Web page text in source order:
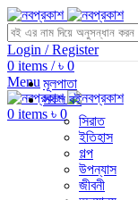
Login / Register
0items / ৳0
Menu
0 items ৳ 0
মূলপাতা
সকল বই
সিরাত
ইতিহাস
গল্প
উপন্যাস
জীবনী